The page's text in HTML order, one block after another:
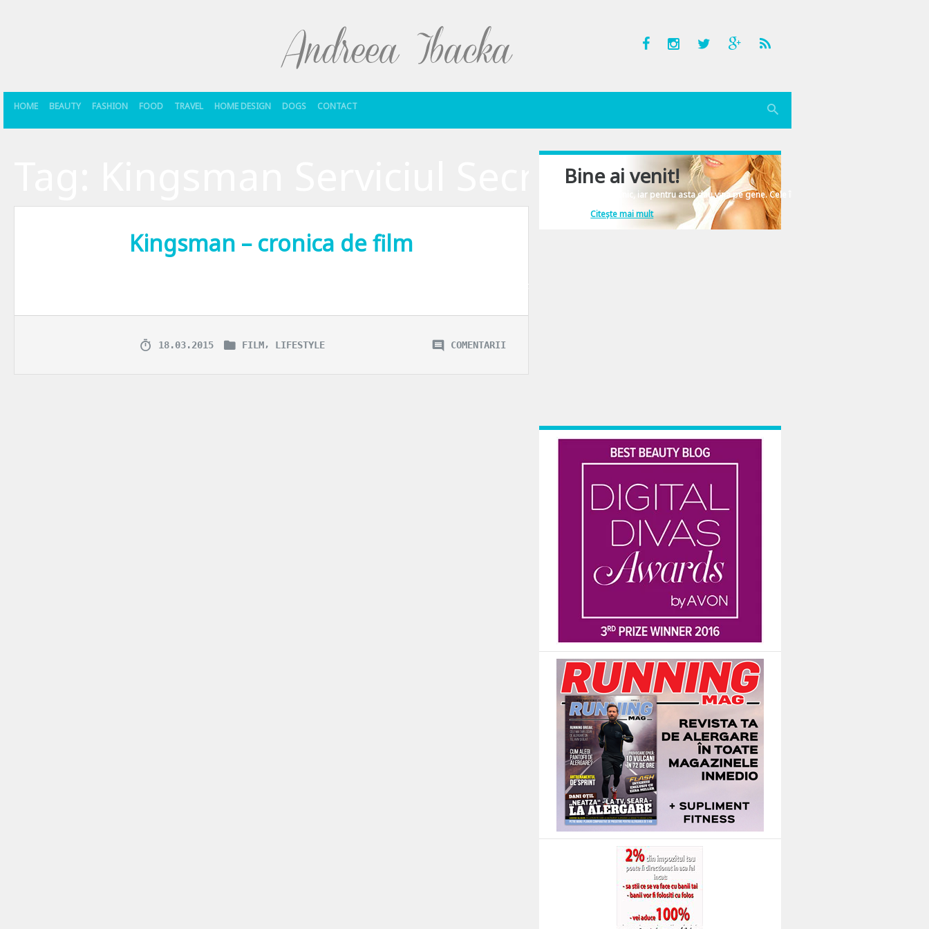
HOME BEAUTY FASHION FOOD TRAVEL HOME DESIGN DOGS CONTACT
Kingsman Serviciul Secret
Kingsman – cronica de film
Daca ti-ai propus sa ajungi in cinema zilele acestea, iti recomand sa mergi sa vezi ”Kingsman: The Secret Service”. Un film de actiune cu Samuel L. Jackson, Colin Firth si Michael Caine, cotat cu un bine meritat 8,2 pe
18.03.2015 FILM, LIFESTYLE COMENTARII
Bine ai venit!
Îmi place să comunic, iar pentru asta dau vina pe gene. Cele înscrise în ADN-ul femeiesc.
Citește mai mult